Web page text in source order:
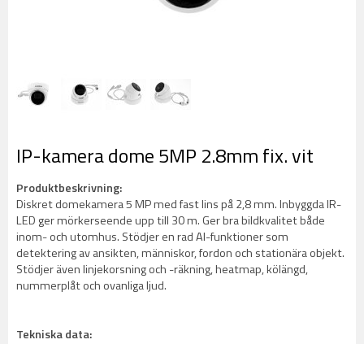
IP-kamera dome 5MP 2.8mm fix. vit
Produktbeskrivning:
Diskret domekamera 5 MP med fast lins på 2,8 mm. Inbyggda IR-
LED ger mörkerseende upp till 30 m. Ger bra bildkvalitet både
inom- och utomhus. Stödjer en rad AI-funktioner som
detektering av ansikten, människor, fordon och stationära objekt.
Stödjer även linjekorsning och -räkning, heatmap, kölängd,
nummerplåt och ovanliga ljud.
Tekniska data: